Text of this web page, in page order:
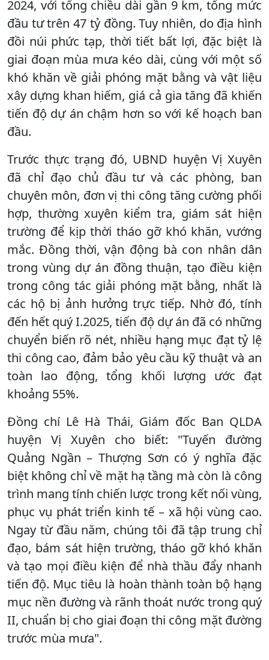
2024, với tổng chiều dài gần 9 km, tổng mức
đầu tư trên 47 tỷ đồng. Tuy nhiên, do địa hình
đồi núi phức tạp, thời tiết bất lợi, đặc biệt là
giai đoạn mùa mưa kéo dài, cùng với một số
khó khăn về giải phóng mặt bằng và vật liệu
xây dựng khan hiếm, giá cả gia tăng đã khiến
tiến độ dự án chậm hơn so với kế hoạch ban
đầu.
Trước thực trạng đó, UBND huyện Vị Xuyên
đã chỉ đạo chủ đầu tư và các phòng, ban
chuyên môn, đơn vị thi công tăng cường phối
hợp, thường xuyên kiểm tra, giám sát hiện
trường để kịp thời tháo gỡ khó khăn, vướng
mắc. Đồng thời, vận động bà con nhân dân
trong vùng dự án đồng thuận, tạo điều kiện
trong công tác giải phóng mặt bằng, nhất là
các hộ bị ảnh hưởng trực tiếp. Nhờ đó, tính
đến hết quý I.2025, tiến độ dự án đã có những
chuyển biến rõ nét, nhiều hạng mục đạt tỷ lệ
thi công cao, đảm bảo yêu cầu kỹ thuật và an
toàn lao động, tổng khối lượng ước đạt
khoảng 55%.
Đồng chí Lê Hà Thái, Giám đốc Ban QLDA
huyện Vị Xuyên cho biết: "Tuyến đường
Quảng Ngần – Thượng Sơn có ý nghĩa đặc
biệt không chỉ về mặt hạ tầng mà còn là công
trình mang tính chiến lược trong kết nối vùng,
phục vụ phát triển kinh tế – xã hội vùng cao.
Ngay từ đầu năm, chúng tôi đã tập trung chỉ
đạo, bám sát hiện trường, tháo gỡ khó khăn
và tạo mọi điều kiện để nhà thầu đẩy nhanh
tiến độ. Mục tiêu là hoàn thành toàn bộ hạng
mục nền đường và rãnh thoát nước trong quý
II, chuẩn bị cho giai đoạn thi công mặt đường
trước mùa mưa".